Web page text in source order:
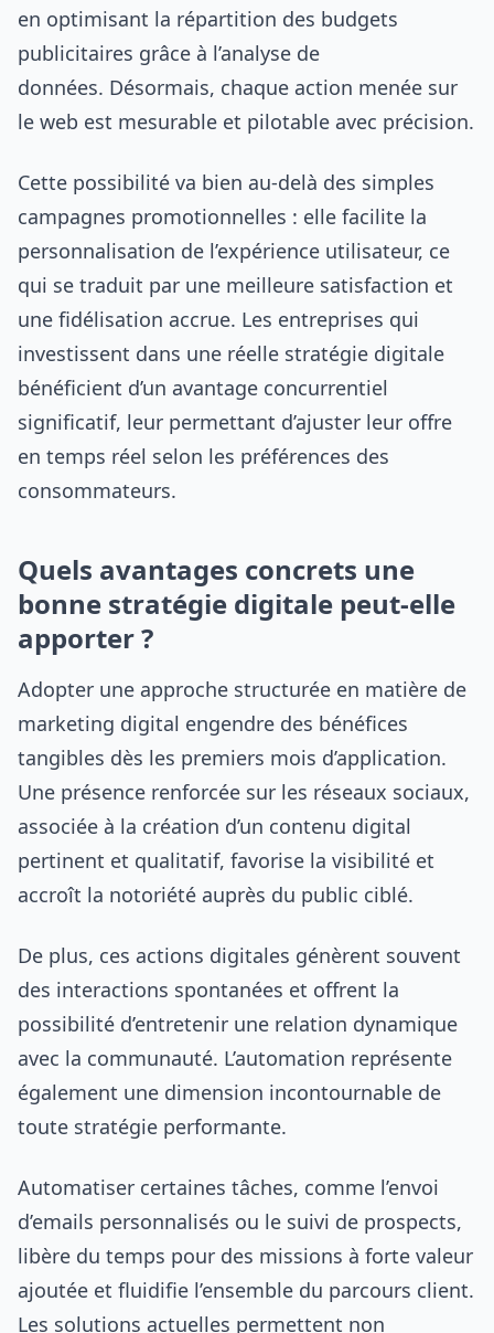
en optimisant la répartition des budgets
publicitaires grâce à l’analyse de
données. Désormais, chaque action menée sur
le web est mesurable et pilotable avec précision.
Cette possibilité va bien au-delà des simples
campagnes promotionnelles : elle facilite la
personnalisation de l’expérience utilisateur, ce
qui se traduit par une meilleure satisfaction et
une fidélisation accrue. Les entreprises qui
investissent dans une réelle stratégie digitale
bénéficient d’un avantage concurrentiel
significatif, leur permettant d’ajuster leur offre
en temps réel selon les préférences des
consommateurs.
Quels avantages concrets une
bonne stratégie digitale peut-elle
apporter ?
Adopter une approche structurée en matière de
marketing digital engendre des bénéfices
tangibles dès les premiers mois d’application.
Une présence renforcée sur les réseaux sociaux,
associée à la création d’un contenu digital
pertinent et qualitatif, favorise la visibilité et
accroît la notoriété auprès du public ciblé.
De plus, ces actions digitales génèrent souvent
des interactions spontanées et offrent la
possibilité d’entretenir une relation dynamique
avec la communauté. L’automation représente
également une dimension incontournable de
toute stratégie performante.
Automatiser certaines tâches, comme l’envoi
d’emails personnalisés ou le suivi de prospects,
libère du temps pour des missions à forte valeur
ajoutée et fluidifie l’ensemble du parcours client.
Les solutions actuelles permettent non